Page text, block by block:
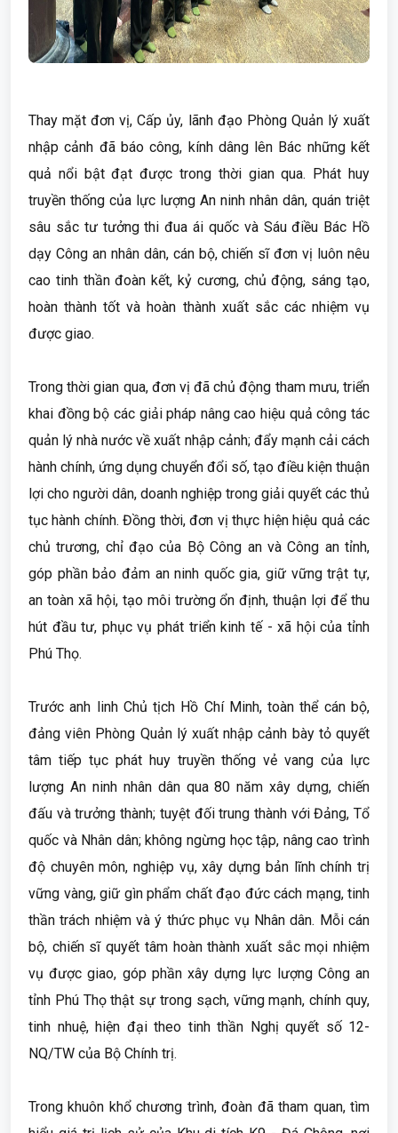
Thay mặt đơn vị, Cấp ủy, lãnh đạo Phòng Quản lý xuất
nhập cảnh đã báo công, kính dâng lên Bác những kết
quả nổi bật đạt được trong thời gian qua. Phát huy
truyền thống của lực lượng An ninh nhân dân, quán triệt
sâu sắc tư tưởng thi đua ái quốc và Sáu điều Bác Hồ
dạy Công an nhân dân, cán bộ, chiến sĩ đơn vị luôn nêu
cao tinh thần đoàn kết, kỷ cương, chủ động, sáng tạo,
hoàn thành tốt và hoàn thành xuất sắc các nhiệm vụ
được giao.
Trong thời gian qua, đơn vị đã chủ động tham mưu, triển
khai đồng bộ các giải pháp nâng cao hiệu quả công tác
quản lý nhà nước về xuất nhập cảnh; đẩy mạnh cải cách
hành chính, ứng dụng chuyển đổi số, tạo điều kiện thuận
lợi cho người dân, doanh nghiệp trong giải quyết các thủ
tục hành chính. Đồng thời, đơn vị thực hiện hiệu quả các
chủ trương, chỉ đạo của Bộ Công an và Công an tỉnh,
góp phần bảo đảm an ninh quốc gia, giữ vững trật tự,
an toàn xã hội, tạo môi trường ổn định, thuận lợi để thu
hút đầu tư, phục vụ phát triển kinh tế - xã hội của tỉnh
Phú Thọ.
Trước anh linh Chủ tịch Hồ Chí Minh, toàn thể cán bộ,
đảng viên Phòng Quản lý xuất nhập cảnh bày tỏ quyết
tâm tiếp tục phát huy truyền thống vẻ vang của lực
lượng An ninh nhân dân qua 80 năm xây dựng, chiến
đấu và trưởng thành; tuyệt đối trung thành với Đảng, Tổ
quốc và Nhân dân; không ngừng học tập, nâng cao trình
độ chuyên môn, nghiệp vụ, xây dựng bản lĩnh chính trị
vững vàng, giữ gìn phẩm chất đạo đức cách mạng, tinh
thần trách nhiệm và ý thức phục vụ Nhân dân. Mỗi cán
bộ, chiến sĩ quyết tâm hoàn thành xuất sắc mọi nhiệm
vụ được giao, góp phần xây dựng lực lượng Công an
tỉnh Phú Thọ thật sự trong sạch, vững mạnh, chính quy,
tinh nhuệ, hiện đại theo tinh thần Nghị quyết số 12-
NQ/TW của Bộ Chính trị.
Trong khuôn khổ chương trình, đoàn đã tham quan, tìm